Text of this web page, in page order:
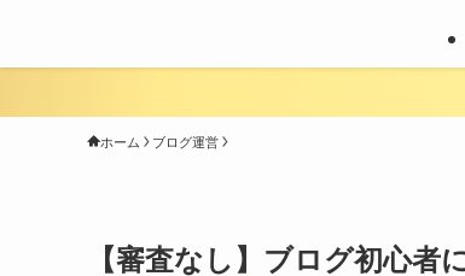
ホーム ブログ運営
【審査なし】ブログ初心